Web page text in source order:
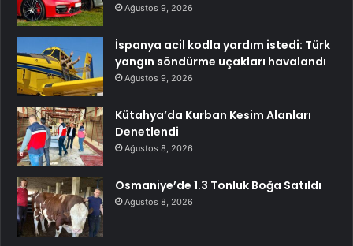
Ağustos 9, 2026
İspanya acil kodla yardım istedi: Türk
yangın söndürme uçakları havalandı
Ağustos 9, 2026
Kütahya’da Kurban Kesim Alanları
Denetlendi
Ağustos 8, 2026
Osmaniye’de 1.3 Tonluk Boğa Satıldı
Ağustos 8, 2026